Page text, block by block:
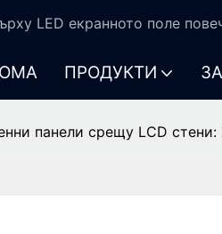
LED екранното поле
ПРОДУКТИ
панели срещу LCD стени: